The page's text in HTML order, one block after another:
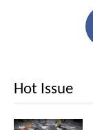
Hot Issue